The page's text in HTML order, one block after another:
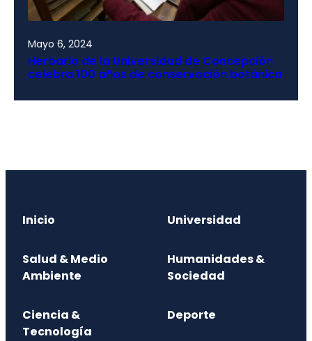
Mayo 6, 2024
Herbario de la Universidad de Concepción
celebra 100 años de conservación botánica
Inicio Universidad
Salud & Medio
Ambiente
Humanidades &
Sociedad
Ciencia &
Tecnología
Deporte